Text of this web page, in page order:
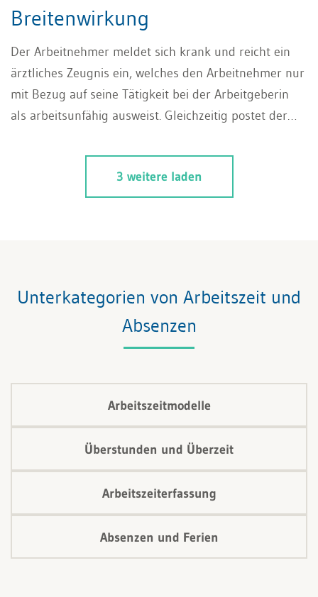
Breitenwirkung
Der Arbeitnehmer meldet sich krank und reicht ein
ärztliches Zeugnis ein, welches den Arbeitnehmer nur
mit Bezug auf seine Tätigkeit bei der Arbeitgeberin
als arbeitsunfähig ausweist. Gleichzeitig postet der
Freizeitfotos. So kann die arbeitsplatzbezogene
Arbeitsunfähigkeit aussehen. Was bedeutet sie für
Arbeitgeberinnen?
3 weitere laden
Unterkategorien von Arbeitszeit und
Absenzen
Arbeitszeitmodelle
Überstunden und Überzeit
Arbeitszeiterfassung
Absenzen und Ferien